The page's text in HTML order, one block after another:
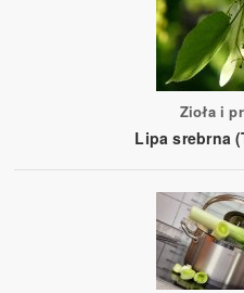
Zioła i
Lipa srebrna